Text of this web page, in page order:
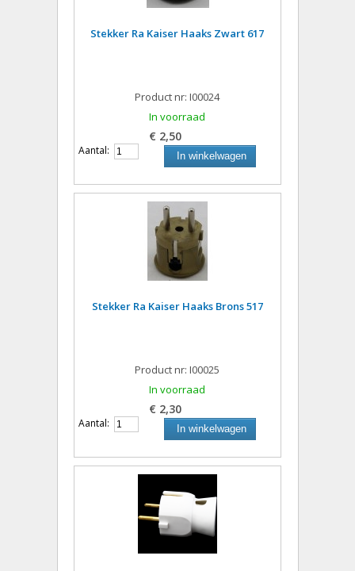
Stekker Ra Kaiser Haaks Zwart 617
Product nr: I00024
In voorraad
€ 2,50
Aantal: In winkelwagen
Stekker Ra Kaiser Haaks Brons 517
Product nr: I00025
In voorraad
€ 2,30
Aantal: In winkelwagen